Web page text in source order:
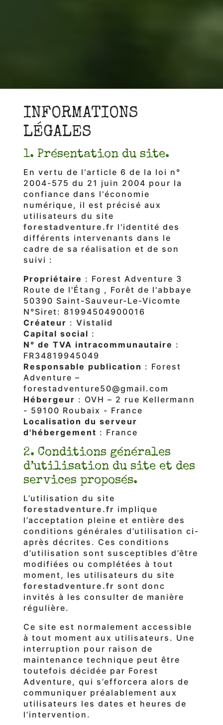
INFORMATIONS
LÉGALES
1. Présentation du site.
En vertu de l'article 6 de la loi n°
2004-575 du 21 juin 2004 pour la
confiance dans l'économie
numérique, il est précisé aux
utilisateurs du site
forestadventure.fr l'identité des
différents intervenants dans le
cadre de sa réalisation et de son
suivi :
Propriétaire : Forest Adventure 3
Route de l'Étang , Forêt de l'abbaye
50390 Saint-Sauveur-Le-Vicomte
N°Siret: 81994504900016
Créateur : Vistalid
Capital social :
N° de TVA intracommunautaire :
FR34819945049
Responsable publication : Forest
Adventure –
forestadventure50@gmail.com
Hébergeur : OVH – 2 rue Kellermann
- 59100 Roubaix - France
Localisation du serveur
d'hébergement : France
2. Conditions générales
d’utilisation du site et des
services proposés.
L’utilisation du site
forestadventure.fr implique
l’acceptation pleine et entière des
conditions générales d’utilisation ci-
après décrites. Ces conditions
d’utilisation sont susceptibles d’être
modifiées ou complétées à tout
moment, les utilisateurs du site
forestadventure.fr sont donc
invités à les consulter de manière
régulière.
Ce site est normalement accessible
à tout moment aux utilisateurs. Une
interruption pour raison de
maintenance technique peut être
toutefois décidée par Forest
Adventure, qui s’efforcera alors de
communiquer préalablement aux
utilisateurs les dates et heures de
l’intervention.